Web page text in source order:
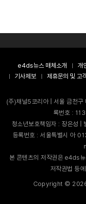
e4ds뉴스 매체소개 개
기사제보
제휴문의 및 고
(주)채널5코리아 | 서울 금천
록번호 :
청소년보호책임자 : 장은
등록번호 : 서울특별시 아
본 콘텐츠의 저작권은 e4ds
저작권법 등
Copyright ©